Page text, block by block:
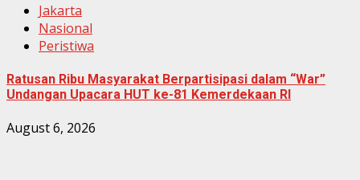
Jakarta
Nasional
Peristiwa
Ratusan Ribu Masyarakat Berpartisipasi dalam “War”
Undangan Upacara HUT ke-81 Kemerdekaan RI
August 6, 2026